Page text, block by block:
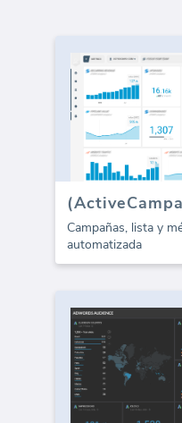
Campañas, lista y
automatizada